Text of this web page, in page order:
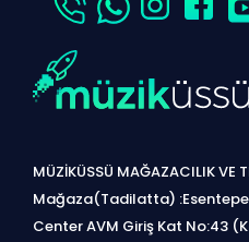
MÜZİKÜSSÜ MAĞAZACILIK VE
Mağaza(Tadilatta) :Esentepe
Center AVM Giriş Kat No:43